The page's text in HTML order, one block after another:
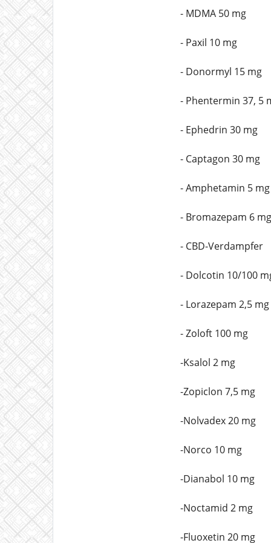
- MDMA 50 mg
- Paxil 10 mg
- Donormyl 15 mg
- Phentermin 37, 5
- Ephedrin 30 mg
- Captagon 30 mg
- Amphetamin 5 mg
- Bromazepam 6 mg
- CBD-Verdampfer
- Dolcotin 10/100
- Lorazepam 2,5 mg
- Zoloft 100 mg
-Ksalol 2 mg
-Zopiclon 7,5 mg
-Nolvadex 20 mg
-Norco 10 mg
-Dianabol 10 mg
-Noctamid 2 mg
-Fluoxetin 20 mg